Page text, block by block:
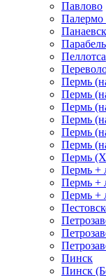
Павлово
Палермо
Панаевск
Парабель
Пермь
Пермь
Пермь
Пермь
Пермь
Пермь
Пермь
Пермь +
Пермь +
Пермь +
Пинск
Пинск